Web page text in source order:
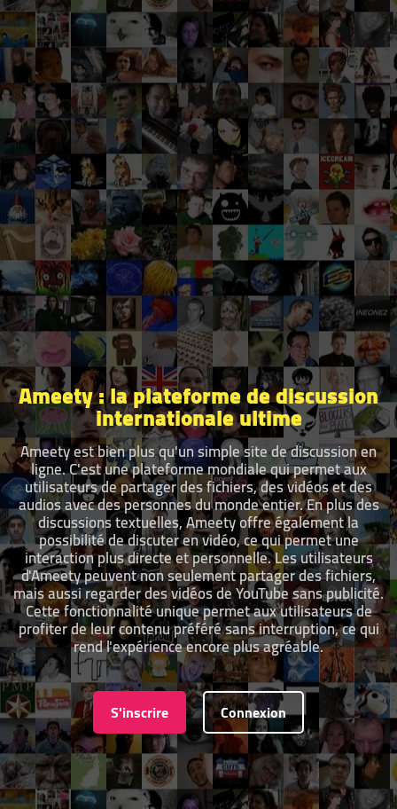
Ameety : la plateforme de discussion
internationale ultime
Ameety est bien plus qu'un simple site de discussion en
ligne. C'est une plateforme mondiale qui permet aux
utilisateurs de partager des fichiers, des vidéos et des
audios avec des personnes du monde entier. En plus des
discussions textuelles, Ameety offre également la
possibilité de discuter en vidéo, ce qui permet une
interaction plus directe et personnelle. Les utilisateurs
d'Ameety peuvent non seulement partager des fichiers,
mais aussi regarder des vidéos de YouTube sans publicité.
Cette fonctionnalité unique permet aux utilisateurs de
profiter de leur contenu préféré sans interruption, ce qui
rend l'expérience encore plus agréable.
S'inscrire Connexion